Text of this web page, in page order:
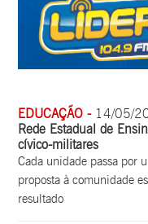
EDUCAÇÃO -14/05/
Rede Estadual de
cívico-militares
Cada unidade passa por
proposta à comunidade
resultado